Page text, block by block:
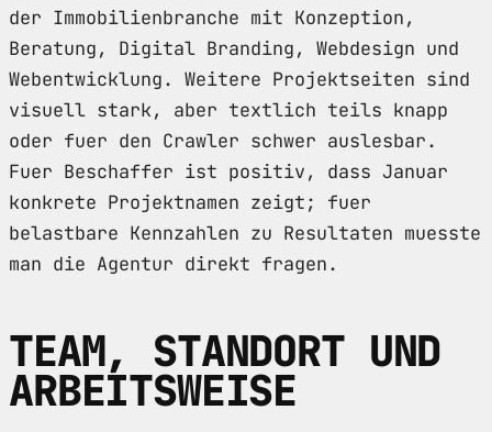
der Immobilienbranche mit Konzeption,
Beratung, Digital Branding, Webdesign und
Webentwicklung. Weitere Projektseiten sind
visuell stark, aber textlich teils knapp
oder fuer den Crawler schwer auslesbar.
Fuer Beschaffer ist positiv, dass Januar
konkrete Projektnamen zeigt; fuer
belastbare Kennzahlen zu Resultaten muesste
man die Agentur direkt fragen.
TEAM, STANDORT UND
ARBEITSWEISE